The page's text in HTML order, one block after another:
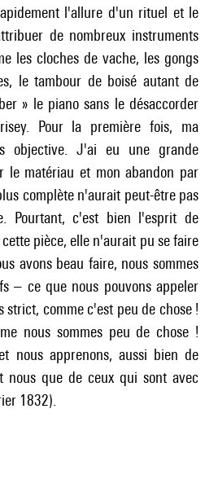
l'allure d'un rituel et le
de nombreux instruments
les cloches de vache, les gongs
le tambour de boisé autant de
» le piano sans le désaccorder
Pour la première fois, ma
objective. J'ai eu une grande
le matériau et mon abandon par
complète n'aurait peut-être pas
Pourtant, c'est bien l'esprit de
pièce, elle n'aurait pu se faire
avons beau faire, nous sommes
– ce que nous pouvons appeler
strict, comme c'est peu de chose !
nous sommes peu de chose !
nous apprenons, aussi bien de
nous que de ceux qui sont avec
1832).